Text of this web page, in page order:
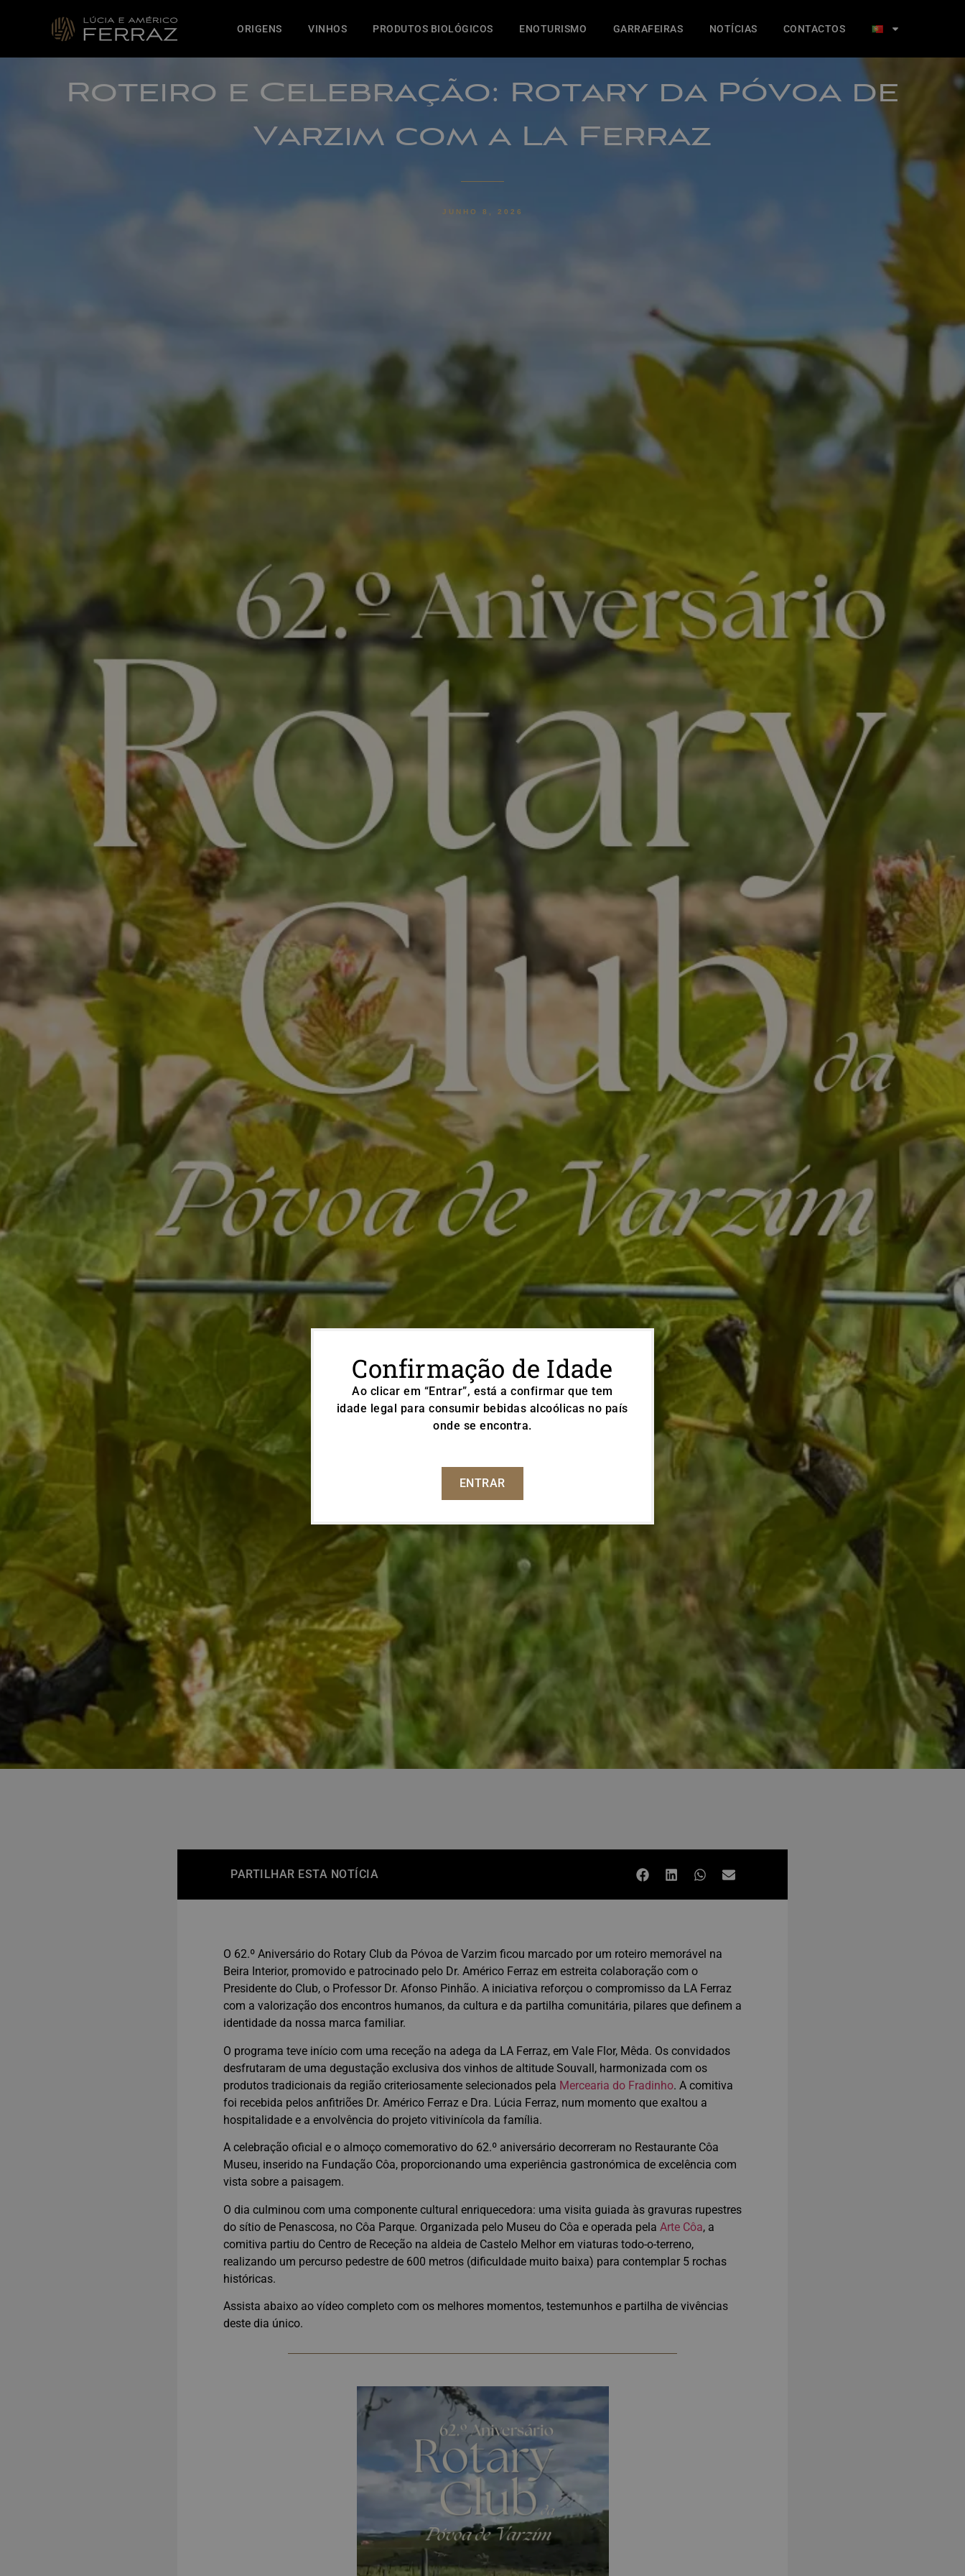
ORIGENS VINHOS PRODUTOS BIOLÓGICOS ENOTURISMO GARRAFEIRAS NOTÍCIAS CONTACTOS
Roteiro e Celebração: Rotary da Póvoa de
Varzim com a LA Ferraz
JUNHO 8, 2026
PARTILHAR ESTA NOTÍCIA
O 62.º Aniversário do Rotary Club da Póvoa de Varzim ficou marcado por um roteiro memorável na
Beira Interior, promovido e patrocinado pelo Dr. Américo Ferraz em estreita colaboração com o
Presidente do Club, o Professor Dr. Afonso Pinhão. A iniciativa reforçou o compromisso da LA Ferraz
com a valorização dos encontros humanos, da cultura e da partilha comunitária, pilares que definem a
identidade da nossa marca familiar.
O programa teve início com uma receção na adega da LA Ferraz, em Vale Flor, Mêda. Os convidados
desfrutaram de uma degustação exclusiva dos vinhos de altitude Souvall, harmonizada com os
produtos tradicionais da região criteriosamente selecionados pela Mercearia do Fradinho. A comitiva
foi recebida pelos anfitriões Dr. Américo Ferraz e Dra. Lúcia Ferraz, num momento que exaltou a
hospitalidade e a envolvência do projeto vitivinícola da família.
A celebração oficial e o almoço comemorativo do 62.º aniversário decorreram no Restaurante Côa
Museu, inserido na Fundação Côa, proporcionando uma experiência gastronómica de excelência com
vista sobre a paisagem.
O dia culminou com uma componente cultural enriquecedora: uma visita guiada às gravuras rupestres
do sítio de Penascosa, no Côa Parque. Organizada pelo Museu do Côa e operada pela Arte Côa, a
comitiva partiu do Centro de Receção na aldeia de Castelo Melhor em viaturas todo-o-terreno,
realizando um percurso pedestre de 600 metros (dificuldade muito baixa) para contemplar 5 rochas
históricas.
Assista abaixo ao vídeo completo com os melhores momentos, testemunhos e partilha de vivências
deste dia único.
Confirmação de Idade
Ao clicar em “Entrar”, está a confirmar que tem
idade legal para consumir bebidas alcoólicas no país
onde se encontra.
ENTRAR